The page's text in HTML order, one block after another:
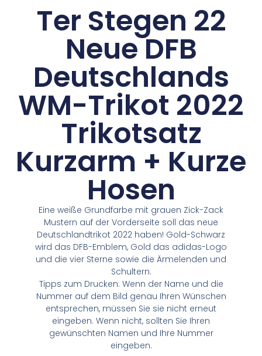
Ter Stegen 22
Neue DFB
Deutschlands
WM-Trikot 2022
Trikotsatz
Kurzarm + Kurze
Hosen
Eine weiße Grundfarbe mit grauen Zick-Zack
Mustern auf der Vorderseite soll das neue
Deutschlandtrikot 2022 haben! Gold-Schwarz
wird das DFB-Emblem, Gold das adidas-Logo
und die vier Sterne sowie die Ärmelenden und
Schultern.
Tipps zum Drucken: Wenn der Name und die
Nummer auf dem Bild genau Ihren Wünschen
entsprechen, müssen Sie sie nicht erneut
eingeben. Wenn nicht, sollten Sie Ihren
gewünschten Namen und Ihre Nummer
eingeben.